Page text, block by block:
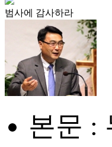
범사에 감사하라
본문 :